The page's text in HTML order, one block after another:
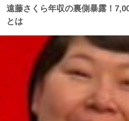
遠藤さくら年収の裏側暴露！
とは